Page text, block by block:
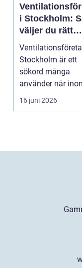
i Stockholm:
väljer du rätt
partner för frisk
luft inomhus
Stockholm är ett
sökord många
använder när
16 juni 2026